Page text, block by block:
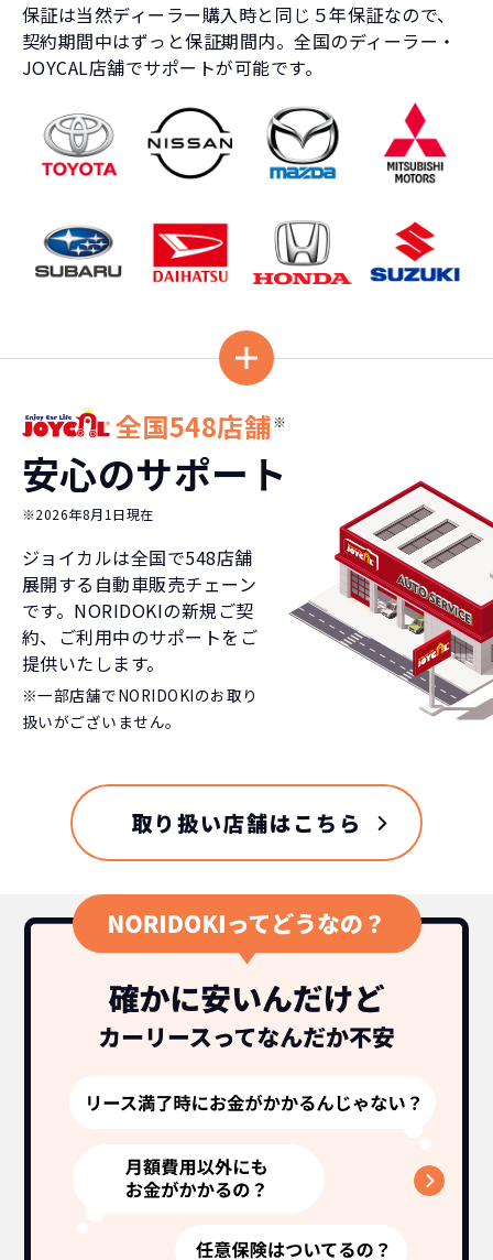
保証は当然ディーラー購入時と同じ５年保証なので、
契約期間中はずっと保証期間内。全国のディーラー・
JOYCAL店舗でサポートが可能です。
全国548店舗※
安心のサポート
※2026年8月1日現在
ジョイカルは全国で548店舗
展開する自動車販売チェーン
です。NORIDOKIの新規ご契
約、ご利用中のサポートをご
提供いたします。
※一部店舗でNORIDOKIのお取り
扱いがございません。
取り扱い店舗はこちら